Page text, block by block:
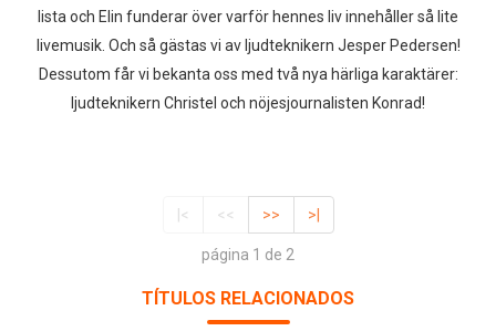
lista och Elin funderar över varför hennes liv innehåller så lite
livemusik. Och så gästas vi av ljudteknikern Jesper Pedersen!
Dessutom får vi bekanta oss med två nya härliga karaktärer:
ljudteknikern Christel och nöjesjournalisten Konrad!
|< << >> >|
página 1 de 2
TÍTULOS RELACIONADOS